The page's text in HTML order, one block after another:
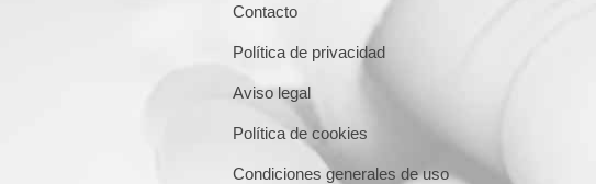
Contacto
Política de privacidad
Aviso legal
Política de cookies
Condiciones generales de uso